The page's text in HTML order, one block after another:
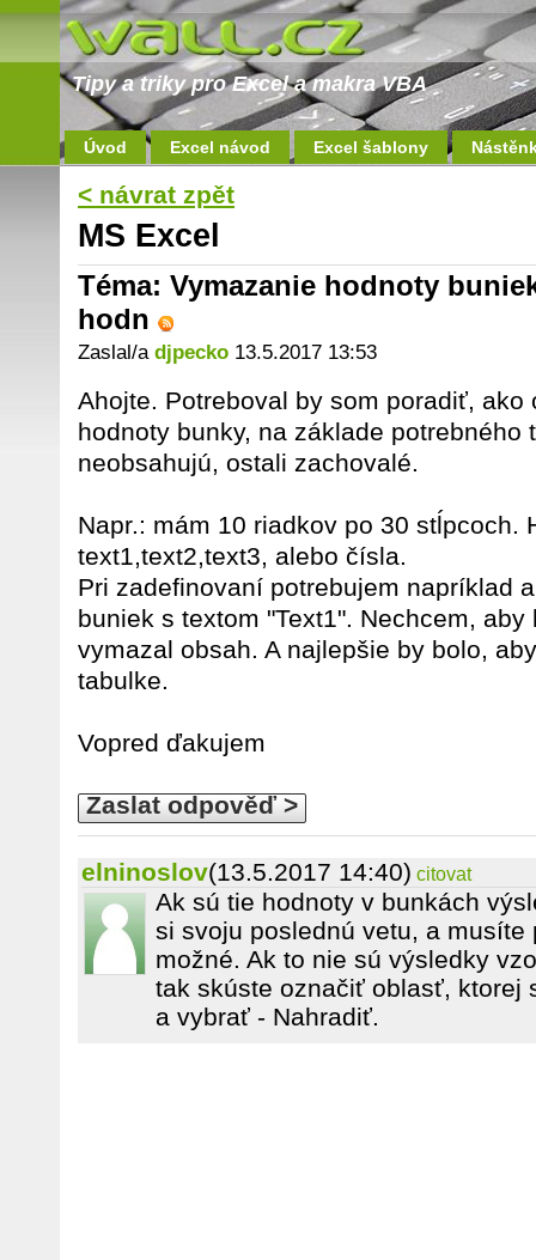
Tipy a triky pro Excel a makra VBA
Úvod Excel návod Excel šablony
< návrat zpět
MS Excel
Téma: Vymazanie hodnoty
hodn
Zaslal/a djpecko 13.5.2017 13:53
Ahojte. Potreboval by som poradiť, ako
hodnoty bunky, na základe potrebného
neobsahujú, ostali zachovalé.
Napr.: mám 10 riadkov po 30 stĺpcoch.
text1,text2,text3, alebo čísla.
Pri zadefinovaní potrebujem napríklad
buniek s textom "Text1". Nechcem,
vymazal obsah. A najlepšie by bolo,
tabulke.
Vopred ďakujem
Zaslat odpověď >
elninoslov(13.5.2017 14:40) citovat
Ak sú tie hodnoty v bunkách
si svoju poslednú vetu, a
možné. Ak to nie sú výsledky
tak skúste označiť oblasť, ktorej
a vybrať - Nahradiť.